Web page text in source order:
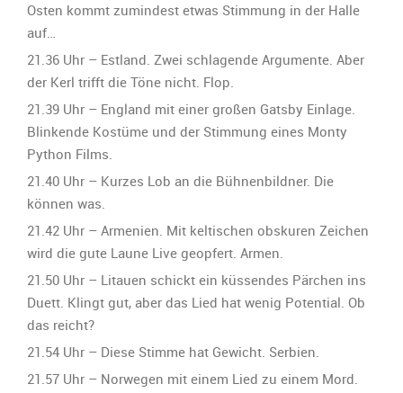
Osten kommt zumindest etwas Stimmung in der Halle
auf…
21.36 Uhr – Estland. Zwei schlagende Argumente. Aber
der Kerl trifft die Töne nicht. Flop.
21.39 Uhr – England mit einer großen Gatsby Einlage.
Blinkende Kostüme und der Stimmung eines Monty
Python Films.
21.40 Uhr – Kurzes Lob an die Bühnenbildner. Die
können was.
21.42 Uhr – Armenien. Mit keltischen obskuren Zeichen
wird die gute Laune Live geopfert. Armen.
21.50 Uhr – Litauen schickt ein küssendes Pärchen ins
Duett. Klingt gut, aber das Lied hat wenig Potential. Ob
das reicht?
21.54 Uhr – Diese Stimme hat Gewicht. Serbien.
21.57 Uhr – Norwegen mit einem Lied zu einem Mord.